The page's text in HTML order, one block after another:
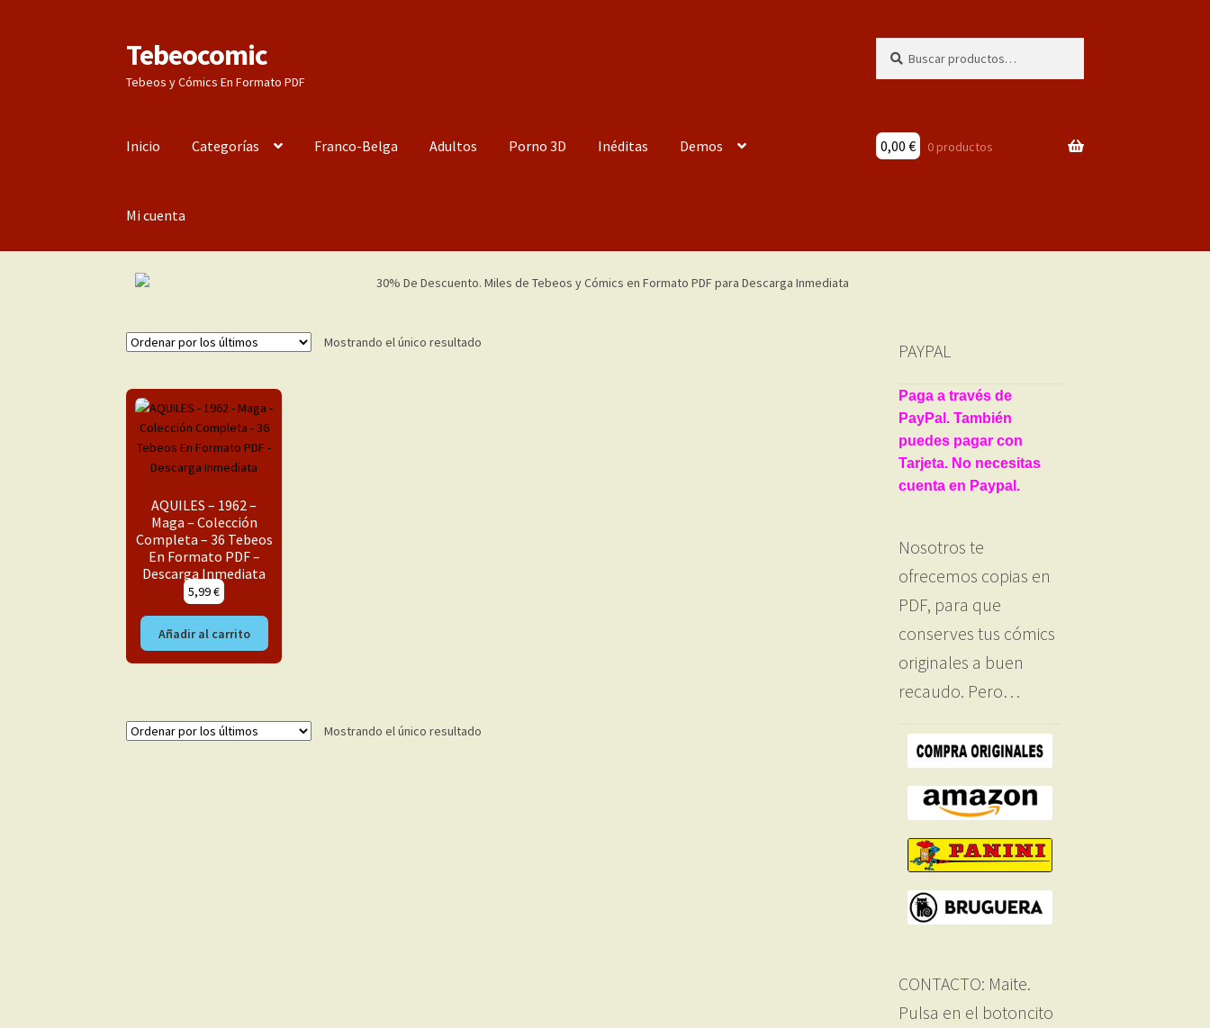
Ir
a
la
Ir
al
contenido
Tebeocomic
Tebeos y Cómics En Formato PDF
por:
Inicio Categorías Franco-Belga Adultos Porno 3D Inéditas Demos
Mi cuenta
0,00 € 0 productos
Mostrando el único resultado
AQUILES – 1962 –
Maga – Colección
Completa – 36 Tebeos
En Formato PDF –
Descarga Inmediata
5,99€
Añadir al carrito
Mostrando el único resultado
PAYPAL
Paga a través de
PayPal. También
puedes pagar con
Tarjeta. No necesitas
cuenta en Paypal.
Nosotros te
ofrecemos copias en
PDF, para que
conserves tus cómics
originales a buen
recaudo. Pero…
CONTACTO: Maite.
Pulsa en el botoncito